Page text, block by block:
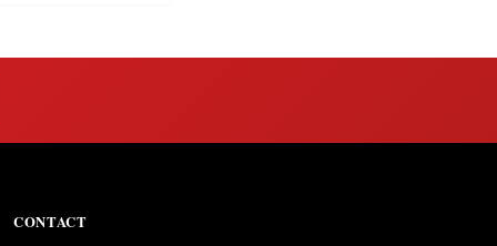
CONTACT